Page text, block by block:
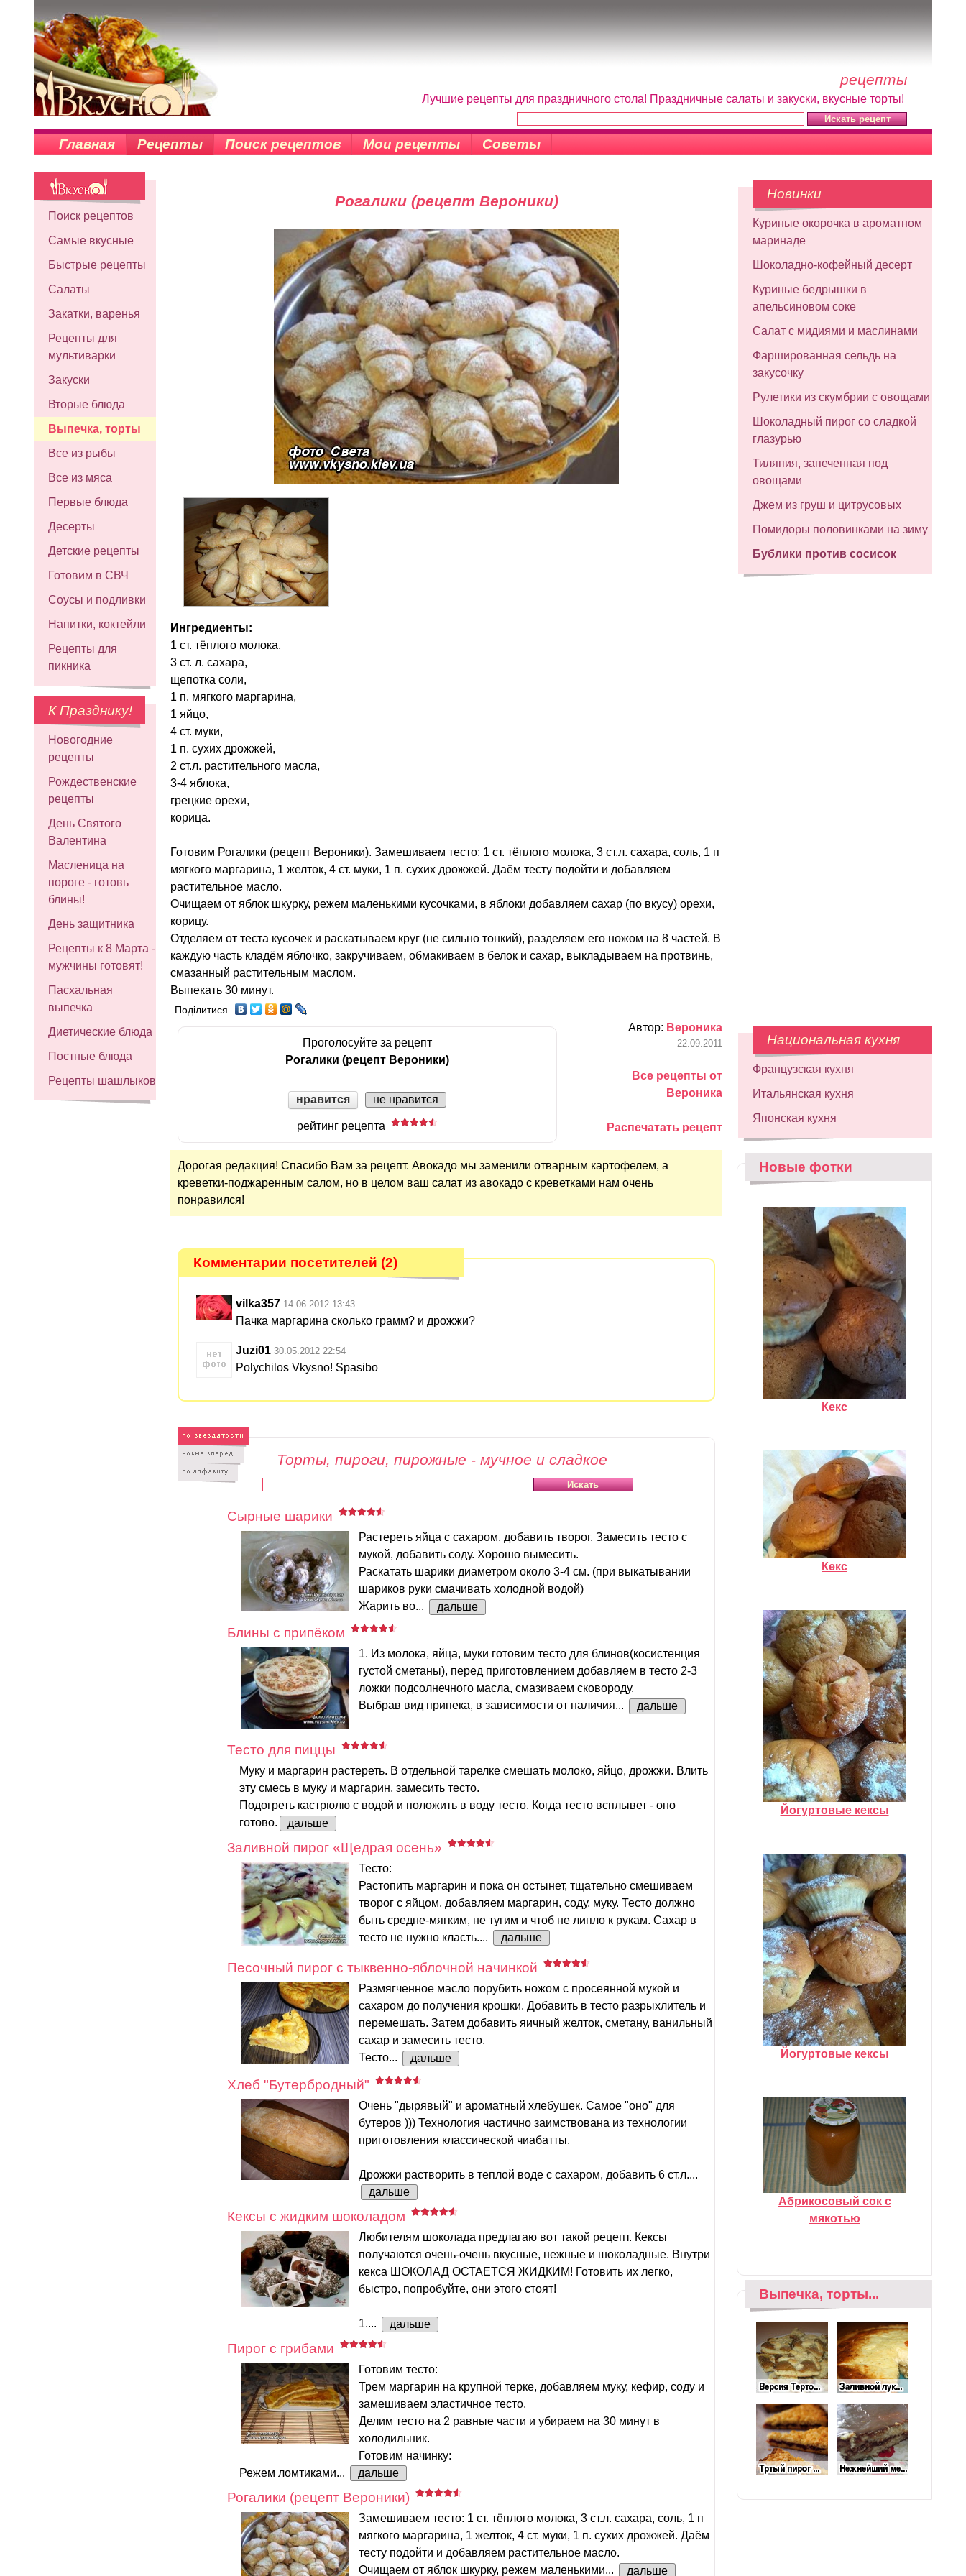
рецепты
Лучшие рецепты для праздничного стола! Праздничные салаты и закуски, вкусные торты!
Главная Рецепты Поиск рецептов Мои рецепты Советы
Поиск рецептов
Самые вкусные
Быстрые рецепты
Салаты
Закатки, варенья
Рецепты для
мультиварки
Закуски
Вторые блюда
Выпечка, торты
Все из рыбы
Все из мяса
Первые блюда
Десерты
Детские рецепты
Готовим в СВЧ
Соусы и подливки
Напитки, коктейли
Рецепты для
пикника
К Празднику!
Новогодние
рецепты
Рождественские
рецепты
День Святого
Валентина
Масленица на
пороге - готовь
блины!
День защитника
Рецепты к 8 Марта -
мужчины готовят!
Пасхальная
выпечка
Диетические блюда
Постные блюда
Рецепты шашлыков
Рогалики (рецепт Вероники)
Ингредиенты:
1 ст. тёплого молока,
3 ст. л. сахара,
щепотка соли,
1 п. мягкого маргарина,
1 яйцо,
4 ст. муки,
1 п. сухих дрожжей,
2 ст.л. растительного масла,
3-4 яблока,
грецкие орехи,
корица.
Готовим Рогалики (рецепт Вероники). Замешиваем тесто: 1 ст. тёплого молока, 3 ст.л. сахара, соль, 1 п
мягкого маргарина, 1 желток, 4 ст. муки, 1 п. сухих дрожжей. Даём тесту подойти и добавляем
растительное масло.
Очищаем от яблок шкурку, режем маленькими кусочками, в яблоки добавляем сахар (по вкусу) орехи,
корицу.
Отделяем от теста кусочек и раскатываем круг (не сильно тонкий), разделяем его ножом на 8 частей. В
каждую часть кладём яблочко, закручиваем, обмакиваем в белок и сахар, выкладываем на протвинь,
смазанный растительным маслом.
Выпекать 30 минут.
Поділитися
Проголосуйте за рецепт
Рогалики (рецепт Вероники)
нравится не нравится
рейтинг рецепта
Автор: Вероника
22.09.2011
Все рецепты от
Вероника
Распечатать рецепт
Дорогая редакция! Спасибо Вам за рецепт. Авокадо мы заменили отварным картофелем, а
креветки-поджаренным салом, но в целом ваш салат из авокадо с креветками нам очень
понравился!
Комментарии посетителей (2)
vilka357 14.06.2012 13:43
Пачка маргарина сколько грамм? и дрожжи?
Juzi01 30.05.2012 22:54
Polychilos Vkysno! Spasibo
Торты, пироги, пирожные - мучное и сладкое
Сырные шарики
Растереть яйца с сахаром, добавить творог. Замесить тесто с
мукой, добавить соду. Хорошо вымесить.
Раскатать шарики диаметром около 3-4 см. (при выкатывании
шариков руки смачивать холодной водой)
Жарить во...
дальше
Блины с припёком
1. Из молока, яйца, муки готовим тесто для блинов(косистенция
густой сметаны), перед приготовлением добавляем в тесто 2-3
ложки подсолнечного масла, смазиваем сковороду.
Выбрав вид припека, в зависимости от наличия...
дальше
Тесто для пиццы
Муку и маргарин растереть. В отдельной тарелке смешать молоко, яйцо, дрожжи. Влить
эту смесь в муку и маргарин, замесить тесто.
Подогреть кастрюлю с водой и положить в воду тесто. Когда тесто всплывет - оно
готово.
дальше
Заливной пирог «Щедрая осень»
Тесто:
Растопить маргарин и пока он остынет, тщательно смешиваем
творог с яйцом, добавляем маргарин, соду, муку. Тесто должно
быть средне-мягким, не тугим и чтоб не липло к рукам. Сахар в
тесто не нужно класть....
дальше
Песочный пирог с тыквенно-яблочной начинкой
Размягченное масло порубить ножом с просеянной мукой и
сахаром до получения крошки. Добавить в тесто разрыхлитель и
перемешать. Затем добавить яичный желток, сметану, ванильный
сахар и замесить тесто.
Тесто...
дальше
Хлеб "Бутербродный"
Очень "дырявый" и ароматный хлебушек. Самое "оно" для
бутеров ))) Технология частично заимствована из технологии
приготовления классической чиабатты.
Дрожжи растворить в теплой воде с сахаром, добавить 6 ст.л....
дальше
Кексы с жидким шоколадом
Любителям шоколада предлагаю вот такой рецепт. Кексы
получаются очень-очень вкусные, нежные и шоколадные. Внутри
кекса ШОКОЛАД ОСТАЕТСЯ ЖИДКИМ! Готовить их легко,
быстро, попробуйте, они этого стоят!
1.... дальше
Пирог с грибами
Готовим тесто:
Трем маргарин на крупной терке, добавляем муку, кефир, соду и
замешиваем эластичное тесто.
Делим тесто на 2 равные части и убираем на 30 минут в
холодильник.
Готовим начинку:
Режем ломтиками...
дальше
Рогалики (рецепт Вероники)
Замешиваем тесто: 1 ст. тёплого молока, 3 ст.л. сахара, соль, 1 п
мягкого маргарина, 1 желток, 4 ст. муки, 1 п. сухих дрожжей. Даём
тесту подойти и добавляем растительное масло.
Очищаем от яблок шкурку, режем маленькими...
дальше
Новинки
Куриные окорочка в ароматном
маринаде
Шоколадно-кофейный десерт
Куриные бедрышки в
апельсиновом соке
Салат с мидиями и маслинами
Фаршированная сельдь на
закусочку
Рулетики из скумбрии с овощами
Шоколадный пирог со сладкой
глазурью
Тиляпия, запеченная под
овощами
Джем из груш и цитрусовых
Помидоры половинками на зиму
Бублики против сосисок
Национальная кухня
Французская кухня
Итальянская кухня
Японская кухня
Новые фотки
Кекс
Кекс
Йогуртовые кексы
Йогуртовые кексы
Абрикосовый сок с
мякотью
Выпечка, торты...